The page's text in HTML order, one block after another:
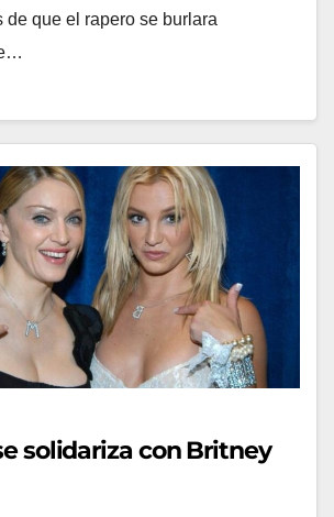
de que el rapero se burlara
solidariza con Britney